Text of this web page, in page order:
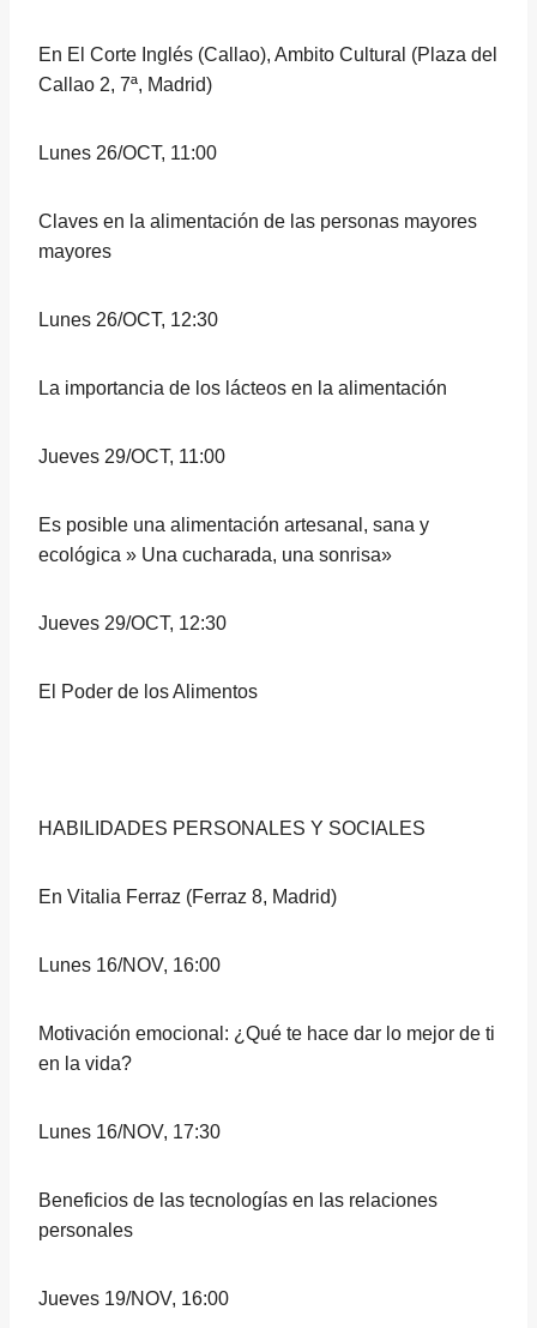
En El Corte Inglés (Callao), Ambito Cultural (Plaza del
Callao 2, 7ª, Madrid)
Lunes 26/OCT, 11:00
Claves en la alimentación de las personas mayores
mayores
Lunes 26/OCT, 12:30
La importancia de los lácteos en la alimentación
Jueves 29/OCT, 11:00
Es posible una alimentación artesanal, sana y
ecológica » Una cucharada, una sonrisa»
Jueves 29/OCT, 12:30
El Poder de los Alimentos
HABILIDADES PERSONALES Y SOCIALES
En Vitalia Ferraz (Ferraz 8, Madrid)
Lunes 16/NOV, 16:00
Motivación emocional: ¿Qué te hace dar lo mejor de ti
en la vida?
Lunes 16/NOV, 17:30
Beneficios de las tecnologías en las relaciones
personales
Jueves 19/NOV, 16:00